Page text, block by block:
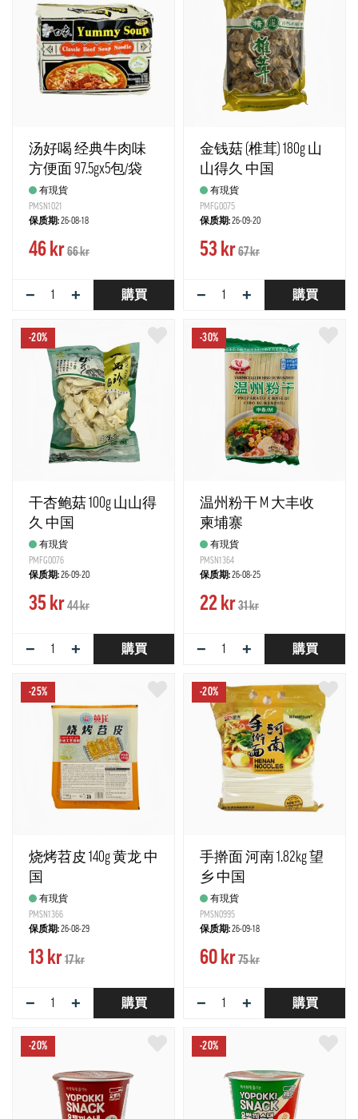
汤好喝 经典牛肉味
方便面 97.5gx5包/袋
白象 中国
有現貨
PMSN1021
保质期:26-08-18
46 kr66 kr
− + 購買
金钱菇 (椎茸) 180g 山
山得久 中国
有現貨
PMFG0075
保质期:26-09-20
53 kr67 kr
− + 購買
-20%
干杏鲍菇 100g 山山得
久 中国
有現貨
PMFG0076
保质期:26-09-20
35 kr44 kr
− + 購買
-30%
温州粉干 M 大丰收
柬埔寨
有現貨
PMSN1364
保质期:26-08-25
22 kr31 kr
− + 購買
-25%
烧烤苕皮 140g 黄龙 中
国
有現貨
PMSN1366
保质期:26-08-29
13 kr17 kr
− + 購買
-20%
手擀面 河南 1.82kg 望
乡 中国
有現貨
PMSN0995
保质期:26-09-18
60 kr75 kr
− + 購買
-20% -20%